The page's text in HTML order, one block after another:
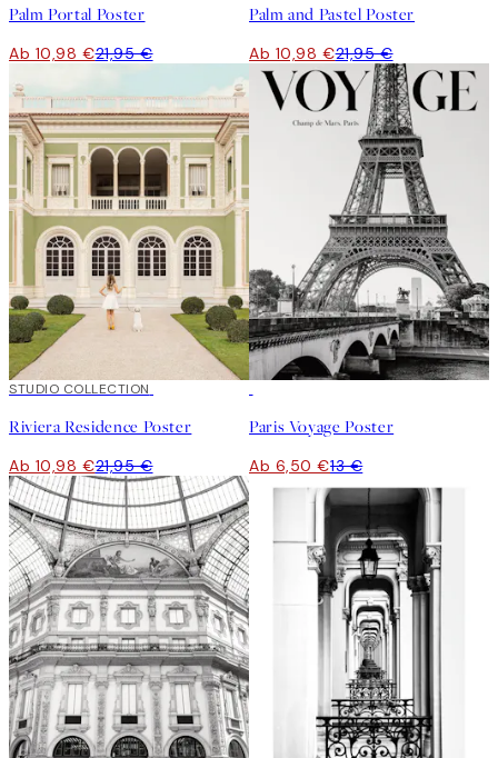
Palm Portal Poster
Ab 10,98 €21,95 €
Palm and Pastel Poster
Ab 10,98 €21,95 €
50%*
STUDIO COLLECTION
Riviera Residence Poster
Ab 10,98 €21,95 €
Paris Voyage Poster
Ab 6,50 €13 €